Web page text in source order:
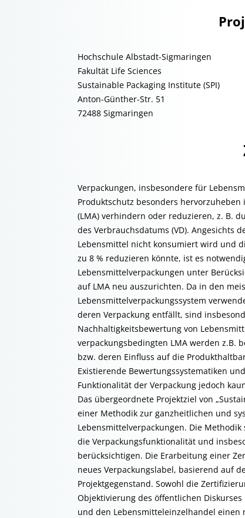
Hochschule Albstadt-Sigmaringen
Fakultät Life Sciences
Sustainable Packaging Institute (SPI)
Anton-Günther-Str. 51
72488 Sigmaringen
Verpackungen, insbesondere für
Produktschutz besonders
(LMA) verhindern oder reduzieren, z. B.
des Verbrauchsdatums (VD). Angesichts
Lebensmittel nicht konsumiert wird und
zu 8 % reduzieren könnte, ist es
Lebensmittelverpackungen unter
auf LMA neu auszurichten. Da in den
Lebensmittelverpackungssystem
deren Verpackung entfällt, sind
Nachhaltigkeitsbewertung von
verpackungsbedingten LMA werden z.B.
bzw. deren Einfluss auf die
Existierende Bewertungssystematiken
Funktionalität der Verpackung jedoch
Das übergeordnete Projektziel von
einer Methodik zur ganzheitlichen und
Lebensmittelverpackungen. Die
die Verpackungsfunktionalität und
berücksichtigen. Die Erarbeitung einer
neues Verpackungslabel, basierend auf
Projektgegenstand. Sowohl die
Objektivierung des öffentlichen
und den Lebensmitteleinzelhandel